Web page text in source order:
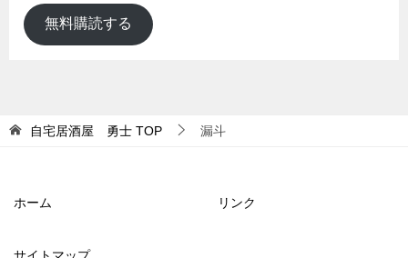
無料購読する
自宅居酒屋 勇士 TOP 漏斗
ホーム リンク
サイトマップ